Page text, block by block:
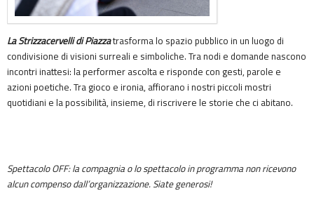
La Strizzacervelli di Piazzatrasforma lo spazio pubblico in un luogo di
condivisione di visioni surreali e simboliche. Tra nodi e domande nascono
incontri inattesi: la performer ascolta e risponde con gesti, parole e
azioni poetiche. Tra gioco e ironia, affiorano i nostri piccoli mostri
quotidiani e la possibilità, insieme, di riscrivere le storie che ci abitano.
Spettacolo OFF: la compagnia o lo spettacolo in programma non ricevono
alcun compenso dall’organizzazione. Siate generosi!